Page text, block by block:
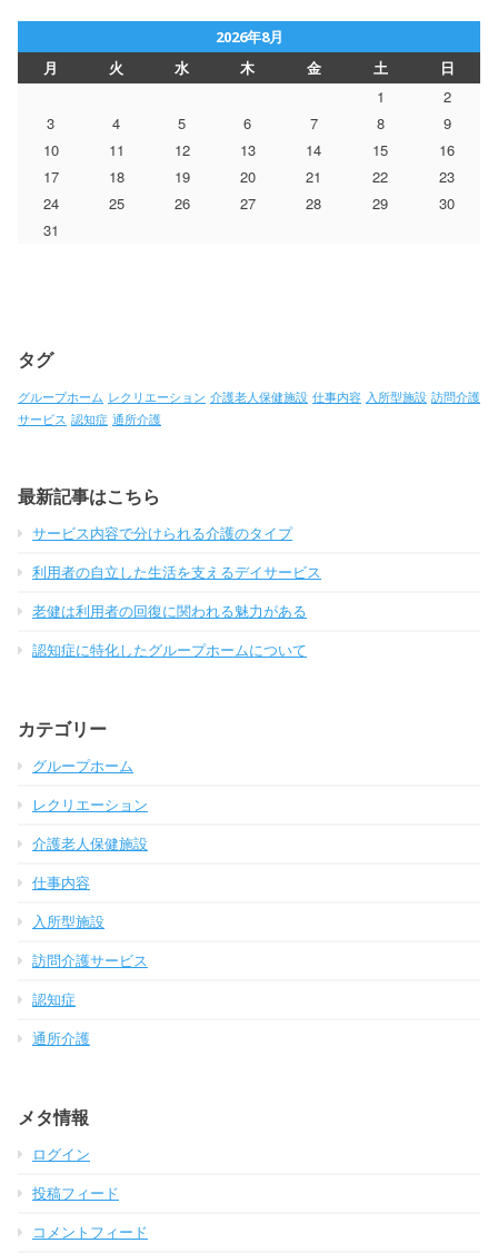
2026年8月
月 火 水 木 金 土
日
1
2
3
4 5 6 7 8
9
10
11 12 13 14 15
16
17
18 19 20 21 22
23
24
25 26 27 28 29
30
31
タグ
グループホーム レクリエーション 介護老人保健施設 仕事内容 入所型施設 訪問介護
サービス 認知症 通所介護
最新記事はこちら
サービス内容で分けられる介護のタイプ
利用者の自立した生活を支えるデイサービス
老健は利用者の回復に関われる魅力がある
認知症に特化したグループホームについて
カテゴリー
グループホーム
レクリエーション
介護老人保健施設
仕事内容
入所型施設
訪問介護サービス
認知症
通所介護
メタ情報
ログイン
投稿フィード
コメントフィード